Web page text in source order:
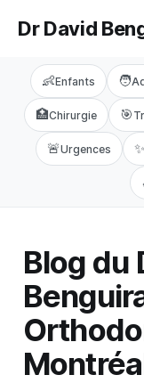
Dr David
👶Enfants 🧑
🏥Chirurgie 🎯
🚨Urgences ✨
Blog du